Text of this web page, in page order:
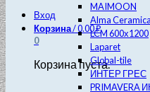
Вход
Корзина/0.00₽
0
Корзина пуста.
MAIMOON
Alma Ceramica
LCM 600х1200
Laparet
Global-tile
ИНТЕР ГРЕС
PRIMAVERA